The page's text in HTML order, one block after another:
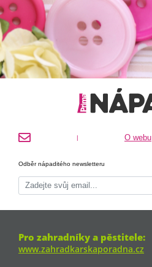
| O webu
Odběr nápaditého newsletteru
Pro zahradníky a pěstitele:
www.zahradkarskaporadna.cz